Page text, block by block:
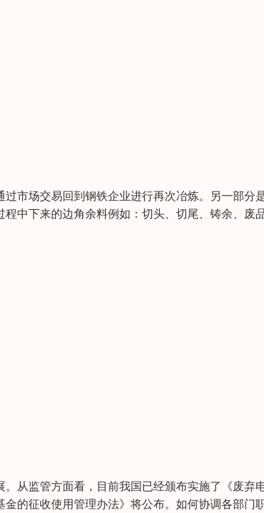
市场交易回到钢铁企业进行再次冶炼。另一部分
中下来的边角余料例如：切头、切尾、铸余、废
从监管方面看，目前我国已经颁布实施了《废弃
的征收使用管理办法》将公布。如何协调各部门